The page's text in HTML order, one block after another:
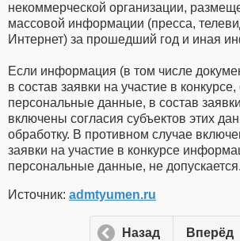
некоммерческой организации,
массовой информации (пресса,
Интернет) за прошедший год и иная
Если информация (в том числе
в состав заявки на участие в
персональные данные, в состав
включены согласия субъектов этих
обработку. В противном случае
заявки на участие в конкурсе
персональные данные, не допускается.
Источник: admtyumen.ru
Назад Вперёд